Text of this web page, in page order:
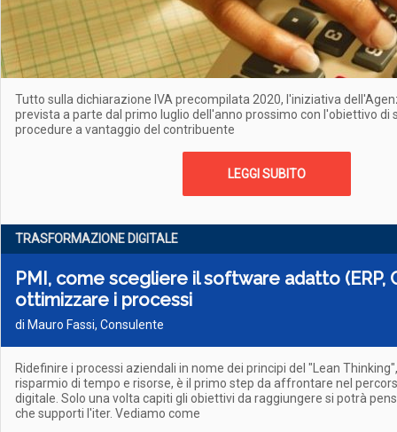
Tutto sulla dichiarazione IVA precompilata 2020, l'iniziativa
prevista a parte dal primo luglio dell'anno prossimo con l'obiettivo di
procedure a vantaggio del contribuente
LEGGI SUBITO
TRASFORMAZIONE DIGITALE
PMI, come scegliere il software adatto (ERP,
ottimizzare i processi
di Mauro Fassi, Consulente
Ridefinire i processi aziendali in nome dei principi del "Lean
risparmio di tempo e risorse, è il primo step da affrontare nel
digitale. Solo una volta capiti gli obiettivi da raggiungere si potrà
che supporti l'iter. Vediamo come